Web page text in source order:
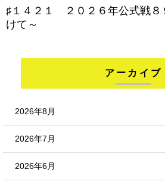
♯１４２１ ２０２６年公式戦
けて～
アーカイブ
2026年8月
2026年7月
2026年6月